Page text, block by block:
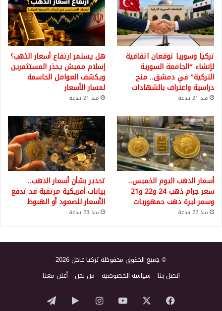
تركيا وسوريا توقعان اتفاقية
لإنشاء “الجامعة السورية
التركية” في دمشق.. منح
دراسية واعتراف بالشهادات
منذ 21 ساعة
هل يستمر ارتفاع أسعار الذهب؟
إسلام مميش يحذر المستثمرين
ويكشف العوامل الحاسمة
لمسار الأسعار
منذ 21 ساعة
أسعار الذهب اليوم الخميس..
سعر جرام ذهب 24 و22 و21
وسعر ليرة ذهب جمهوريات
منذ 22 ساعة
تحذير بشأن أسعار الذهب..
بيانات أمريكية مرتقبة قد تدفع
الأسعار للصعود أو الهبوط
منذ 23 ساعة
© جميع الحقوق محفوظة تركيا عاجل 2026
اتصل بنا سياسة الخصوصية من نحن أعلن معنا
فيسبوك ‫YouTubeانستقرام‏Googleتيلقرام